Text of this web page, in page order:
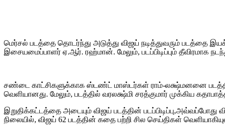
மெர்சல் படத்தை தொடர்ந்து அடுத்து விஜய் நடித்துவரும் படத்தை
இசையமைப்பாளர் ஏ.ஆர். ரஹ்மான். மேலும், படப்பிடிப்பும் தீவிரமாக
சண்டை காட்சிகளுக்காக ஸ்டண்ட் மாஸ்டர்கள் ராம்-லக்ஷ்மனனை
வெளியானது. மேலும், படத்தில் வரலக்ஷ்மி சரத்குமார் முக்கிய
இறுதிக்கட்டத்தை அடையும் விஜய் படத்தின்
நிலையில், விஜய் 62 படத்தின் கதை பற்றி சில செய்திகள்